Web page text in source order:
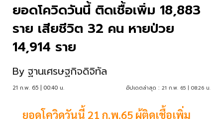
ยอดโควิดวันนี้ ติดเชื้อเพิ่ม 18,883
ราย เสียชีวิต 32 คน หายป่วย
14,914 ราย
By ฐานเศรษฐกิจดิจิทัล
21 ก.พ. 65 | 00:40 น. อัปเดตล่าสุด : 21 ก.พ. 65 | 08:26 น.
ยอดโควิดวันนี้ 21 ก.พ.65 ผู้ติดเชื้อเพิ่ม